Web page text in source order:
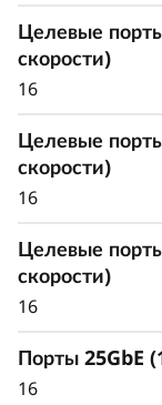
рабочих
Целевые
скорости)
16
Целевые
скорости)
16
Целевые
скорости)
16
Порты 25GbE
16